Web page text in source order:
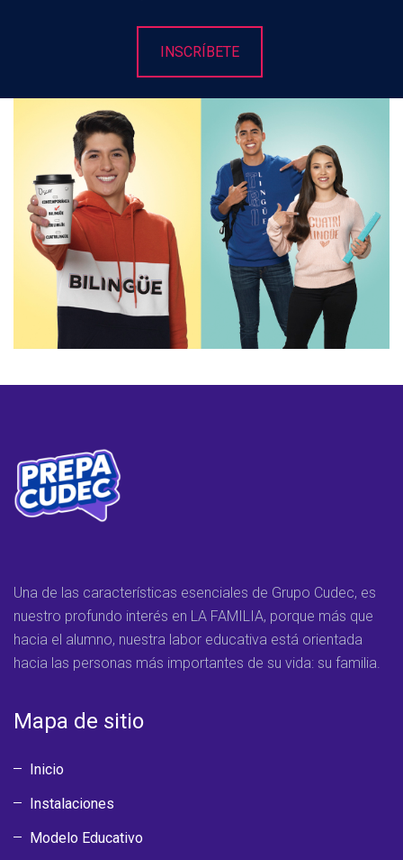
INSCRÍBETE
Una de las características esenciales de Grupo Cudec, es
nuestro profundo interés en LA FAMILIA, porque más que
hacia el alumno, nuestra labor educativa está orientada
hacia las personas más importantes de su vida: su familia.
Mapa de sitio
Inicio
Instalaciones
Modelo Educativo